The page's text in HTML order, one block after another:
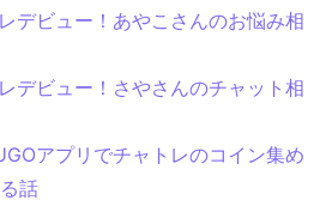
デビュー！あやこさんのお悩み相
デビュー！さやさんのチャット相
アプリでチャトレのコイン集め
話